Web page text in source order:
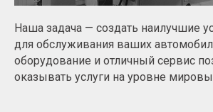
Наша задача — создать наилучшие
для обслуживания ваших
оборудование и отличный сервис
оказывать услуги на уровне